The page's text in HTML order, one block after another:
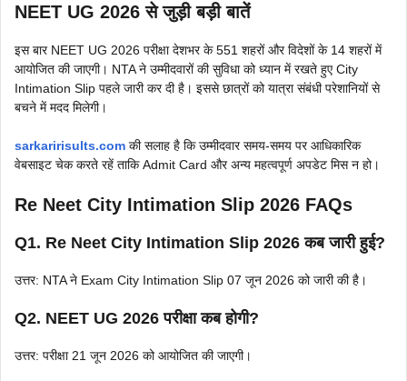
NEET UG 2026 से जुड़ी बड़ी बातें
इस बार NEET UG 2026 परीक्षा देशभर के 551 शहरों और विदेशों के 14 शहरों में
आयोजित की जाएगी। NTA ने उम्मीदवारों की सुविधा को ध्यान में रखते हुए City
Intimation Slip पहले जारी कर दी है। इससे छात्रों को यात्रा संबंधी परेशानियों से
बचने में मदद मिलेगी।
sarkaririsults.com की सलाह है कि उम्मीदवार समय-समय पर आधिकारिक
वेबसाइट चेक करते रहें ताकि Admit Card और अन्य महत्वपूर्ण अपडेट मिस न हो।
Re Neet City Intimation Slip 2026 FAQs
Q1. Re Neet City Intimation Slip 2026 कब जारी हुई?
उत्तर: NTA ने Exam City Intimation Slip 07 जून 2026 को जारी की है।
Q2. NEET UG 2026 परीक्षा कब होगी?
उत्तर: परीक्षा 21 जून 2026 को आयोजित की जाएगी।